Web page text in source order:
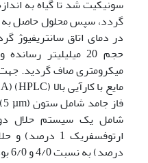
سونیکیت شد تا گیاه به
در دمای اتاق سانتریفیوژ
میکرومتری صاف گردید. جهت
درصد) به نسبت 4/0 و 6/0 بود.